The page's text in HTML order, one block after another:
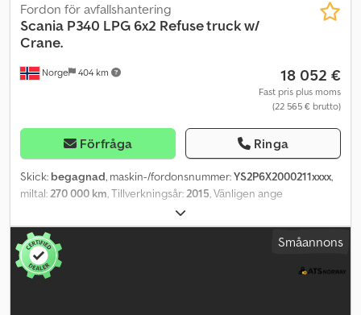
Norge 404 km
Fordon för avfallshantering
Scania P340 LPG 6x2 Refuse truck w/
Crane.
18 052 €
Fast pris plus moms
(22 565 € brutto)
Förfråga Ringa
Skick: begagnad, maskin-/fordonsnummer:YS2P6X2000211xxxx,
miltal:270 000 km, Tillverkningsår:2015, Vänligen ange
referensnummer vid förfrågan: 21968 Specifikationer: - EU-
godkänd till 2026-09-24 - km: ca 275.000 - Växellåda: automat -
Hel-luftfjädring - Runda 3 - Däck (se bilder) - 6x2 - NTM P
påbyggnad, 21,7 m³ - 1 kammare - Kran - Fjärrkontroll - Gasbil (LPG)
- Euro 6, 344 hk - Botek skrivare - Vikt - Backkamera - Radio/CD -
Småannons